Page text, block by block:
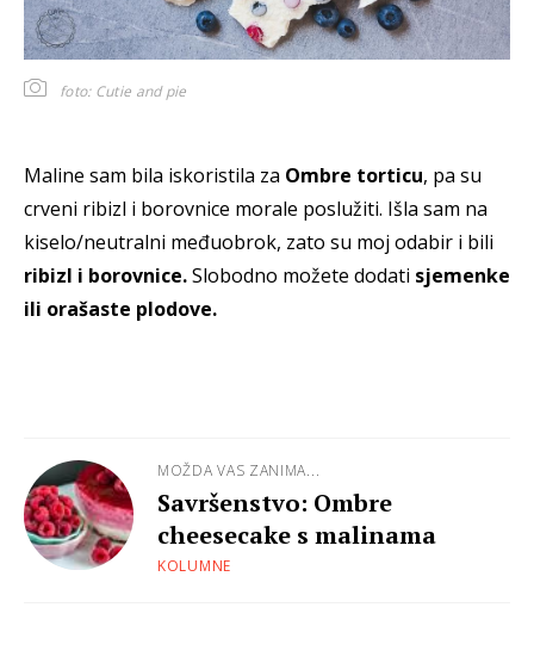
foto: Cutie and pie
Maline sam bila iskoristila za Ombre torticu, pa su
crveni ribizl i borovnice morale poslužiti. Išla sam na
kiselo/neutralni međuobrok, zato su moj odabir i bili
ribizl i borovnice.Slobodno možete dodati sjemenke
ili orašaste plodove.
MOŽDA VAS ZANIMA...
Savršenstvo: Ombre
cheesecake s malinama
KOLUMNE